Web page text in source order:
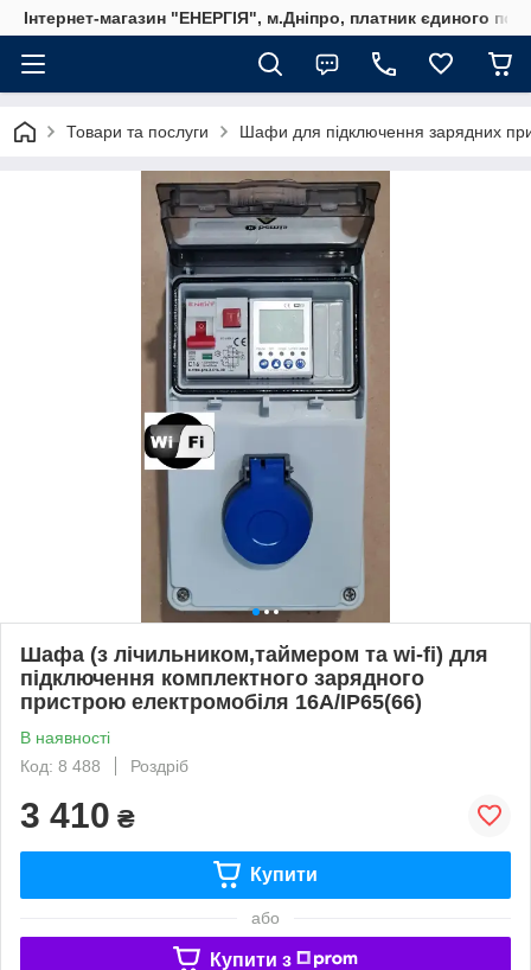
Інтернет-магазин "ЕНЕРГІЯ", м.Дніпро, платник єдиного
Товари та послуги Шафи для підключення зарядних
Шафа (з лічильником,таймером та wi-fi) для
підключення комплектного зарядного
пристрою електромобіля 16А/IP65(66)
В наявності
Код: 8 488
Роздріб
3 410 ₴
Купити
або
Купити з